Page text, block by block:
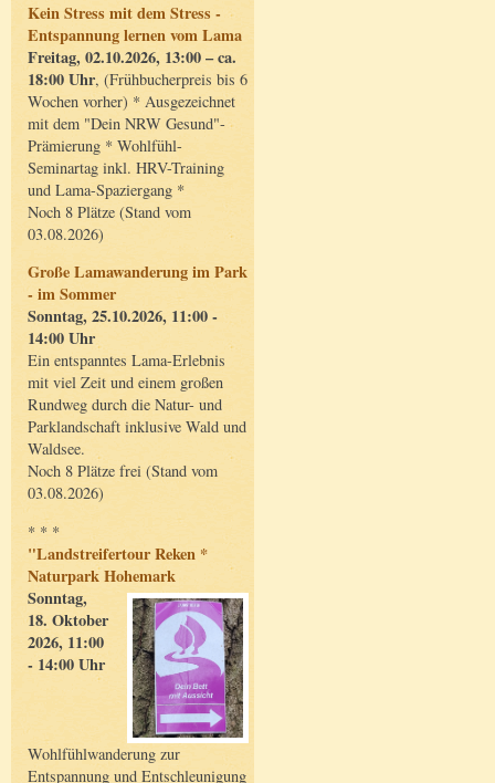
Kein Stress mit dem Stress -
Entspannung lernen vom Lama
Freitag, 02.10.2026, 13:00 – ca.
18:00 Uhr, (Frühbucherpreis bis 6
Wochen vorher) * Ausgezeichnet
mit dem "Dein NRW Gesund"-
Prämierung * Wohlfühl-
Seminartag inkl. HRV-Training
und Lama-Spaziergang *
Noch 8 Plätze (Stand vom
03.08.2026)
Große Lamawanderung im Park
- im Sommer
Sonntag, 25.10.2026, 11:00 -
14:00 Uhr
Ein entspanntes Lama-Erlebnis
mit viel Zeit und einem großen
Rundweg durch die Natur- und
Parklandschaft inklusive Wald und
Waldsee.
Noch 8 Plätze frei (Stand vom
03.08.2026)
* * *
"Landstreifertour Reken *
Naturpark Hohemark
Sonntag,
18. Oktober
2026, 11:00
- 14:00 Uhr
Wohlfühlwanderung zur
Entspannung und Entschleunigung